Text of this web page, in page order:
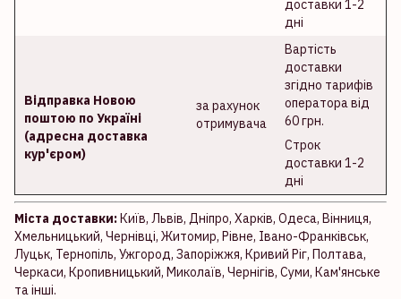
доставки 1-2
дні
Відправка Новою
поштою по Україні
(адресна доставка
кур'єром)
за рахунок
отримувача
Вартість
доставки
згідно тарифів
оператора від
60 грн.
Строк
доставки 1-2
дні
Міста доставки:Київ, Львів, Дніпро, Харків, Одеса, Вінниця,
Хмельницький, Чернівці, Житомир, Рівне, Івано-Франківськ,
Луцьк, Тернопіль, Ужгород, Запоріжжя, Кривий Ріг, Полтава,
Черкаси, Кропивницький, Миколаїв, Чернігів, Суми, Кам'янське
та інші.